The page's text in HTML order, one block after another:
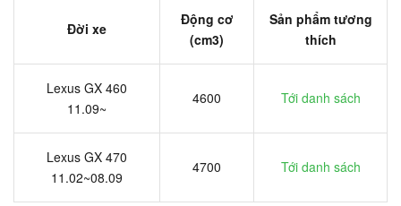
Đời xe
Động cơ
(cm3)
Sản phẩm tương
thích
Lexus GX 460
11.09~
4600 Tới danh sách
Lexus GX 470
11.02~08.09
4700 Tới danh sách